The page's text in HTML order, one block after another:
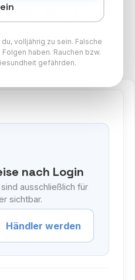
800 - Berry Ice -
nach Login
ausschließlich für
sichtbar.
Händler werden
volljährig zu sein. Falsche
haben. Rauchen bzw.
gefährden.